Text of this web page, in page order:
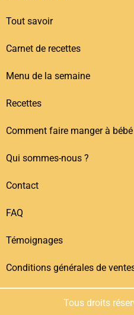
Tout savoir
Carnet de recettes
Menu de la semaine
Recettes
Comment faire manger à bébé
Qui sommes-nous ?
Contact
FAQ
Témoignages
Conditions générales de
Tous droits